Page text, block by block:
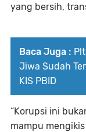
yang bersih,
Baca Juga :
Jiwa Sudah
KIS PBID
“Korupsi ini
mampu